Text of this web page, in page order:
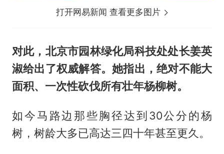
打开网易新闻 查看更多图片
对此，北京市园林绿化局科技处处长姜英
淑给出了权威解答。她指出，绝对不能大
面积、一次性砍伐所有壮年杨柳树。
如今马路边那些胸径达到30公分的杨
树，树龄大多已高达三四十年甚至更久。